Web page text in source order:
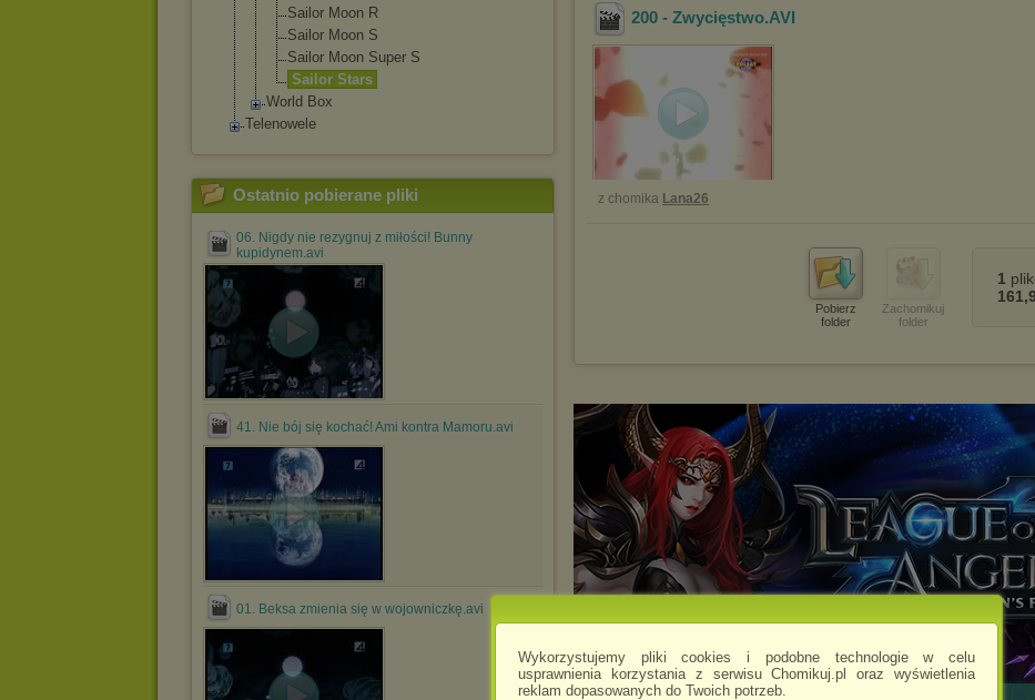
Wykorzystujemy pliki cookies i podobne technologie w celu
usprawnienia korzystania z serwisu Chomikuj.pl oraz wyświetlenia
reklam dopasowanych do Twoich potrzeb.
Sailor Moon R
Sailor Moon S
Sailor Moon Super S
Sailor Stars
World Box
Telenowele
Ostatnio pobierane pliki
06. Nigdy nie rezygnuj z miłości! Bunny
kupidynem.avi
41. Nie bój się kochać! Ami kontra Mamoru.avi
01. Beksa zmienia się w wojowniczkę.avi
200 - Zwycięstwo.AVI
z chomika Lana26
Pobierz
folder
Zachomikuj
folder
1